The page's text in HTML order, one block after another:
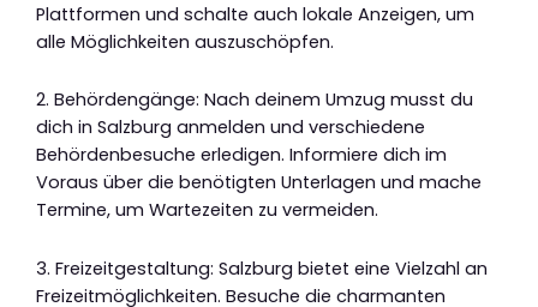
Plattformen und schalte auch lokale Anzeigen, um
alle Möglichkeiten auszuschöpfen.
2. Behördengänge: Nach deinem Umzug musst du
dich in Salzburg anmelden und verschiedene
Behördenbesuche erledigen. Informiere dich im
Voraus über die benötigten Unterlagen und mache
Termine, um Wartezeiten zu vermeiden.
3. Freizeitgestaltung: Salzburg bietet eine Vielzahl an
Freizeitmöglichkeiten. Besuche die charmanten